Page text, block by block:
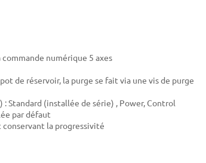
numérique 5 axes
de réservoir, la purge se fait via une vis de purge
Standard (installée de série) , Power, Control
par défaut
conservant la progressivité